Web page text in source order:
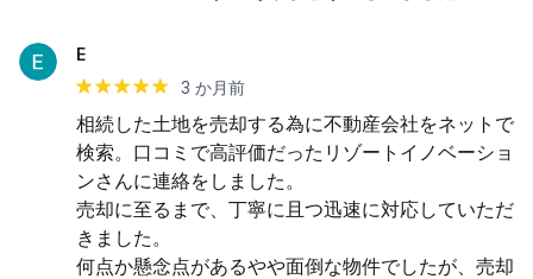
E
3 か月前
相続した土地を売却する為に不動産会社をネットで
検索。口コミで高評価だったリゾートイノベーショ
ンさんに連絡をしました。
売却に至るまで、丁寧に且つ迅速に対応していただ
きました。
何点か懸念点があるやや面倒な物件でしたが、売却